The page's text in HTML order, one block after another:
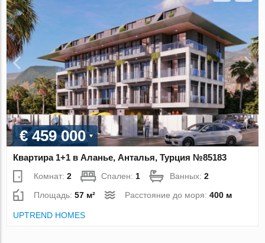
€ 459 000
Квартира 1+1 в Аланье, Анталья, Турция №85183
Комнат:2 Спален: 1 Ванных:2
Площадь:57 м² Расстояние до моря:400 м
UPTREND HOMES